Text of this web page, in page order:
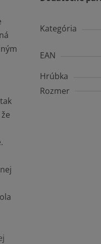
Kategória
EAN
Hrúbka
Rozmer